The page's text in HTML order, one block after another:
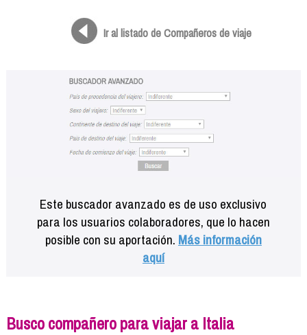
Ir al listado de Compañeros de viaje
Este buscador avanzado es de uso exclusivo
para los usuarios colaboradores, que lo hacen
posible con su aportación. Más información
aquí
Busco compañero para viajar a Italia